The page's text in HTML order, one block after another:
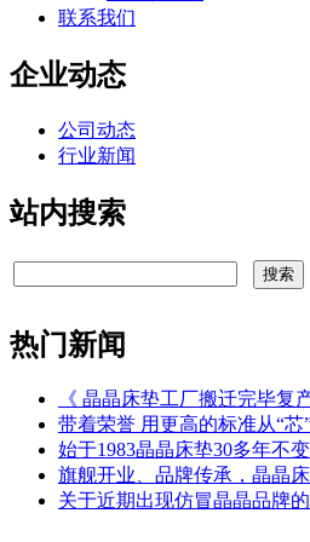
联系我们
企业动态
公司动态
行业新闻
站内搜索
热门新闻
《 晶晶床垫工厂搬迁完毕复
带着荣誉 用更高的标准从“
始于1983晶晶床垫30多年不
旗舰开业、品牌传承，晶晶
关于近期出现仿冒晶晶品牌